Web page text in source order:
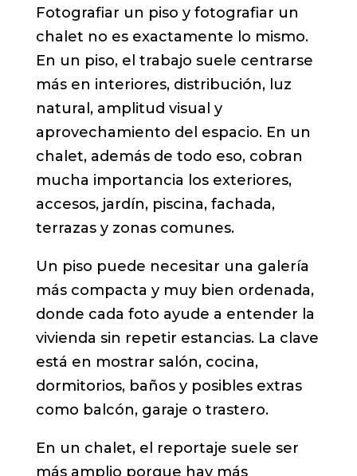
Fotografiar un piso y fotografiar un
chalet no es exactamente lo mismo.
En un piso, el trabajo suele centrarse
más en interiores, distribución, luz
natural, amplitud visual y
aprovechamiento del espacio. En un
chalet, además de todo eso, cobran
mucha importancia los exteriores,
accesos, jardín, piscina, fachada,
terrazas y zonas comunes.
Un piso puede necesitar una galería
más compacta y muy bien ordenada,
donde cada foto ayude a entender la
vivienda sin repetir estancias. La clave
está en mostrar salón, cocina,
dormitorios, baños y posibles extras
como balcón, garaje o trastero.
En un chalet, el reportaje suele ser
más amplio porque hay más